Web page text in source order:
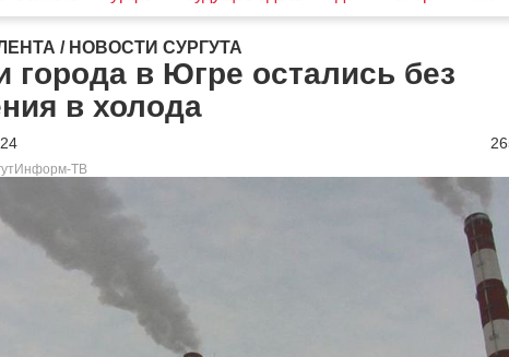
/ НОВОСТИ СУРГУТА
города в Югре остались без
в холода
ТВ